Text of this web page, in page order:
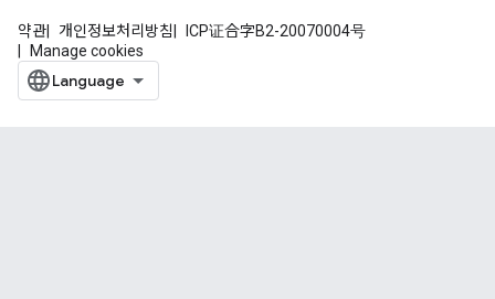
약관 개인정보처리방침
ICP证合字B2-20070004号
Manage cookies